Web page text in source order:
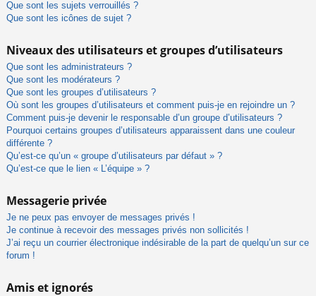
Que sont les sujets verrouillés ?
Que sont les icônes de sujet ?
Niveaux des utilisateurs et groupes d’utilisateurs
Que sont les administrateurs ?
Que sont les modérateurs ?
Que sont les groupes d’utilisateurs ?
Où sont les groupes d’utilisateurs et comment puis-je en rejoindre un ?
Comment puis-je devenir le responsable d’un groupe d’utilisateurs ?
Pourquoi certains groupes d’utilisateurs apparaissent dans une couleur
différente ?
Qu’est-ce qu’un « groupe d’utilisateurs par défaut » ?
Qu’est-ce que le lien « L’équipe » ?
Messagerie privée
Je ne peux pas envoyer de messages privés !
Je continue à recevoir des messages privés non sollicités !
J’ai reçu un courrier électronique indésirable de la part de quelqu’un sur ce
forum !
Amis et ignorés